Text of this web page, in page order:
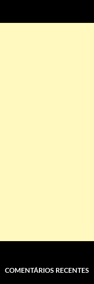
COMENTÁRIOS RECENTES